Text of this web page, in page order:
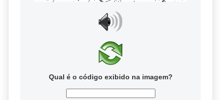
Qual é o código exibido na imagem?